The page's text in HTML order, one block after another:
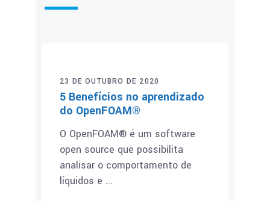
23 DE OUTUBRO DE 2020
5 Benefícios no aprendizado
do OpenFOAM®
O OpenFOAM® é um software
open source que possibilita
analisar o comportamento de
líquidos e